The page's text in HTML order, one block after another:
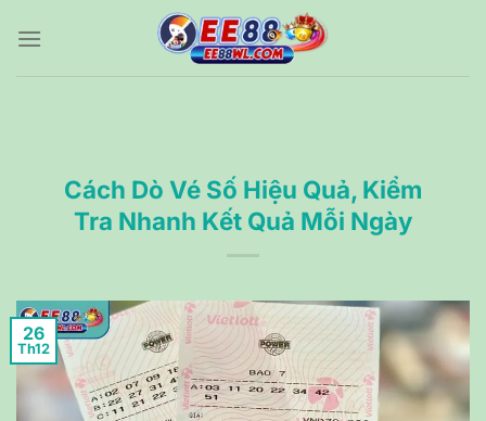
qua
Cách Dò Vé Số Hiệu Quả, Kiểm
Tra Nhanh Kết Quả Mỗi Ngày
26
Th12